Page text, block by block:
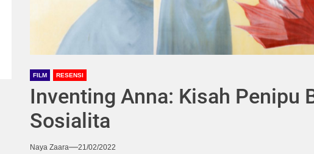
FILM RESENSI
Inventing Anna: Kisah Penipu
Sosialita
Naya Zaara 21/02/2022